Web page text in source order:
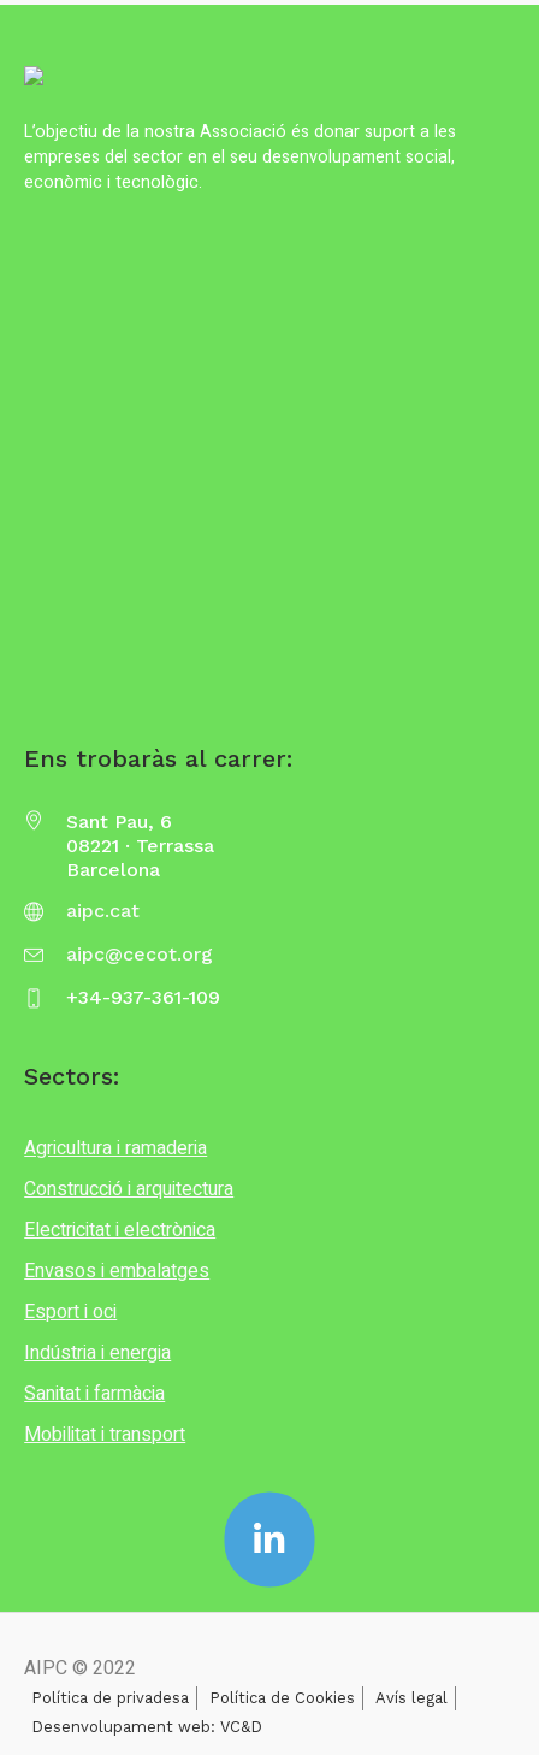
L’objectiu de la nostra Associació és donar suport a les
empreses del sector en el seu desenvolupament social,
econòmic i tecnològic.
Ens trobaràs al carrer:
Sant Pau, 6
08221 · Terrassa
Barcelona
aipc.cat
aipc@cecot.org
+34-937-361-109
Sectors:
Agricultura i ramaderia
Construcció i arquitectura
Electricitat i electrònica
Envasos i embalatges
Esport i oci
Indústria i energia
Sanitat i farmàcia
Mobilitat i transport
AIPC © 2022
Política de privadesa Política de Cookies
Avís legal
Desenvolupament web: VC&D